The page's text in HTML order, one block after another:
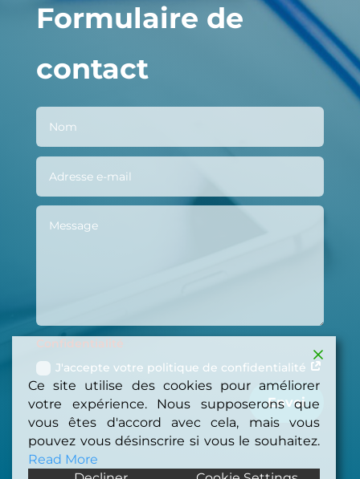
Formulaire de
contact
Confidentialité
J'accepte votre politique de confidentialité
Envoi
Ce site utilise des cookies pour améliorer
votre expérience. Nous supposerons que
vous êtes d'accord avec cela, mais vous
pouvez vous désinscrire si vous le souhaitez.
Read More